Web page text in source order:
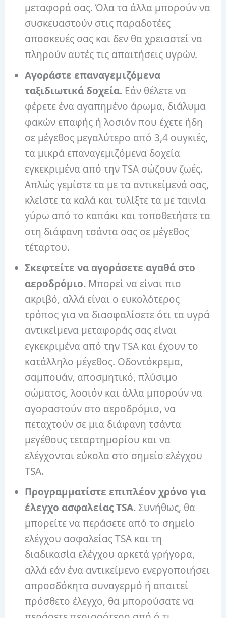
μεταφορά σας. Όλα τα άλλα μπορούν να
συσκευαστούν στις παραδοτέες
αποσκευές σας και δεν θα χρειαστεί να
πληρούν αυτές τις απαιτήσεις υγρών.
Αγοράστε επαναγεμιζόμενα
ταξιδιωτικά δοχεία. Εάν θέλετε να
φέρετε ένα αγαπημένο άρωμα, διάλυμα
φακών επαφής ή λοσιόν που έχετε ήδη
σε μέγεθος μεγαλύτερο από 3,4 ουγκιές,
τα μικρά επαναγεμιζόμενα δοχεία
εγκεκριμένα από την TSA σώζουν ζωές.
Απλώς γεμίστε τα με τα αντικείμενά σας,
κλείστε τα καλά και τυλίξτε τα με ταινία
γύρω από το καπάκι και τοποθετήστε τα
στη διάφανη τσάντα σας σε μέγεθος
τέταρτου.
Σκεφτείτε να αγοράσετε αγαθά στο
αεροδρόμιο. Μπορεί να είναι πιο
ακριβό, αλλά είναι ο ευκολότερος
τρόπος για να διασφαλίσετε ότι τα υγρά
αντικείμενα μεταφοράς σας είναι
εγκεκριμένα από την TSA και έχουν το
κατάλληλο μέγεθος. Οδοντόκρεμα,
σαμπουάν, αποσμητικό, πλύσιμο
σώματος, λοσιόν και άλλα μπορούν να
αγοραστούν στο αεροδρόμιο, να
πεταχτούν σε μια διάφανη τσάντα
μεγέθους τεταρτημορίου και να
ελέγχονται εύκολα στο σημείο ελέγχου
TSA.
Προγραμματίστε επιπλέον χρόνο για
έλεγχο ασφαλείας TSA.Συνήθως, θα
μπορείτε να περάσετε από το σημείο
ελέγχου ασφαλείας TSA και τη
διαδικασία ελέγχου αρκετά γρήγορα,
αλλά εάν ένα αντικείμενο ενεργοποιήσει
απροσδόκητα συναγερμό ή απαιτεί
πρόσθετο έλεγχο, θα μπορούσατε να